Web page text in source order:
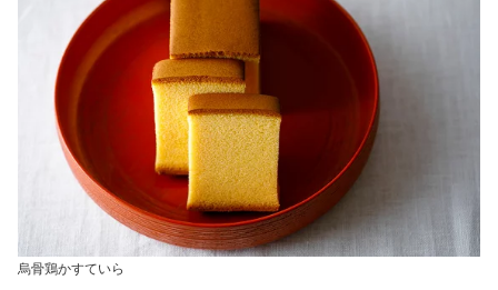
烏骨鶏かすていら